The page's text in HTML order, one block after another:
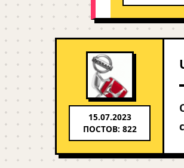
15.07.2023
ПОСТОВ: 822